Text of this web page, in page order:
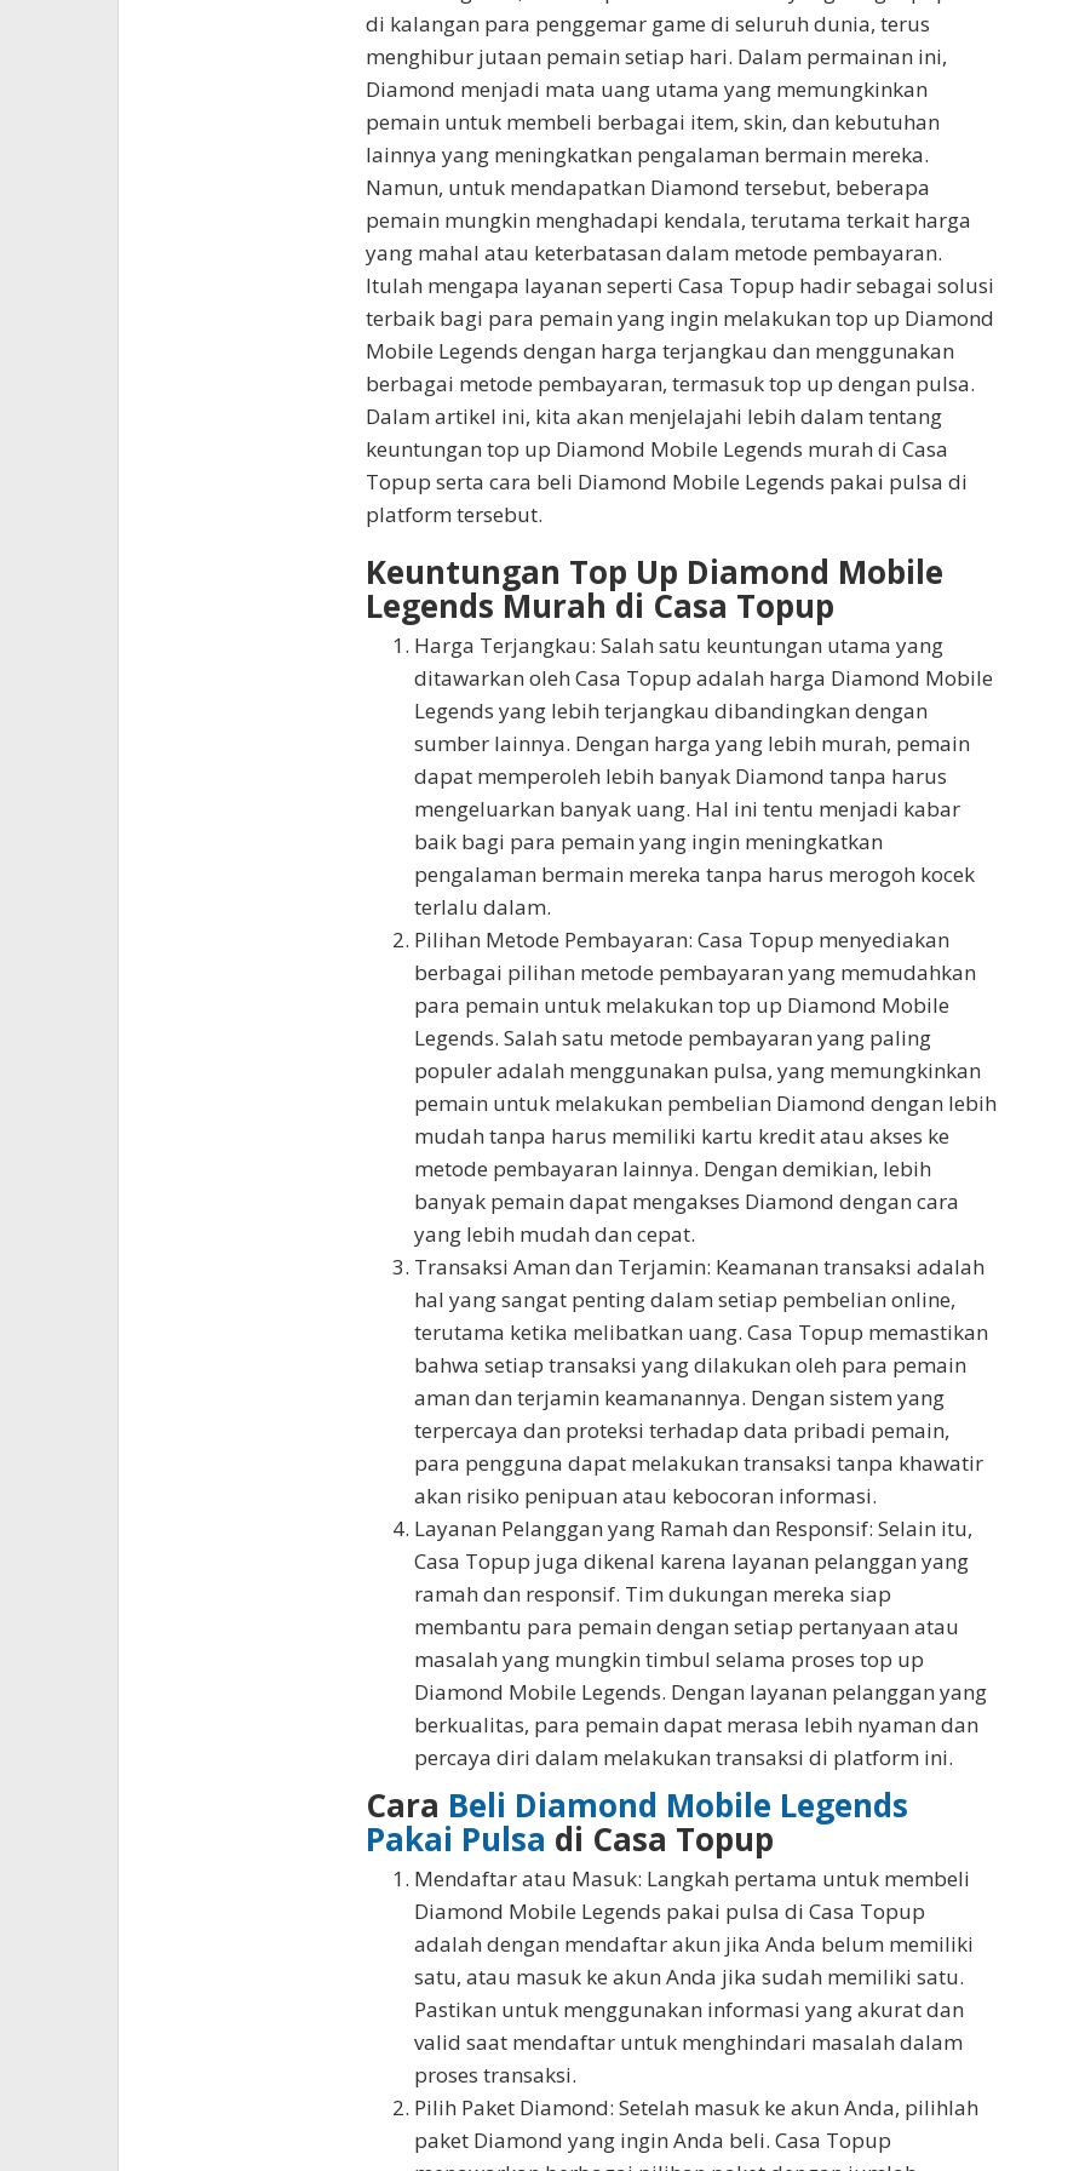
di kalangan para penggemar game di seluruh dunia, terus
menghibur jutaan pemain setiap hari. Dalam permainan ini,
Diamond menjadi mata uang utama yang memungkinkan
pemain untuk membeli berbagai item, skin, dan kebutuhan
lainnya yang meningkatkan pengalaman bermain mereka.
Namun, untuk mendapatkan Diamond tersebut, beberapa
pemain mungkin menghadapi kendala, terutama terkait harga
yang mahal atau keterbatasan dalam metode pembayaran.
Itulah mengapa layanan seperti Casa Topup hadir sebagai solusi
terbaik bagi para pemain yang ingin melakukan top up Diamond
Mobile Legends dengan harga terjangkau dan menggunakan
berbagai metode pembayaran, termasuk top up dengan pulsa.
Dalam artikel ini, kita akan menjelajahi lebih dalam tentang
keuntungan top up Diamond Mobile Legends murah di Casa
Topup serta cara beli Diamond Mobile Legends pakai pulsa di
platform tersebut.
Keuntungan Top Up Diamond Mobile
Legends Murah di Casa Topup
Harga Terjangkau: Salah satu keuntungan utama yang
ditawarkan oleh Casa Topup adalah harga Diamond Mobile
Legends yang lebih terjangkau dibandingkan dengan
sumber lainnya. Dengan harga yang lebih murah, pemain
dapat memperoleh lebih banyak Diamond tanpa harus
mengeluarkan banyak uang. Hal ini tentu menjadi kabar
baik bagi para pemain yang ingin meningkatkan
pengalaman bermain mereka tanpa harus merogoh kocek
terlalu dalam.
Pilihan Metode Pembayaran: Casa Topup menyediakan
berbagai pilihan metode pembayaran yang memudahkan
para pemain untuk melakukan top up Diamond Mobile
Legends. Salah satu metode pembayaran yang paling
populer adalah menggunakan pulsa, yang memungkinkan
pemain untuk melakukan pembelian Diamond dengan lebih
mudah tanpa harus memiliki kartu kredit atau akses ke
metode pembayaran lainnya. Dengan demikian, lebih
banyak pemain dapat mengakses Diamond dengan cara
yang lebih mudah dan cepat.
Transaksi Aman dan Terjamin: Keamanan transaksi adalah
hal yang sangat penting dalam setiap pembelian online,
terutama ketika melibatkan uang. Casa Topup memastikan
bahwa setiap transaksi yang dilakukan oleh para pemain
aman dan terjamin keamanannya. Dengan sistem yang
terpercaya dan proteksi terhadap data pribadi pemain,
para pengguna dapat melakukan transaksi tanpa khawatir
akan risiko penipuan atau kebocoran informasi.
Layanan Pelanggan yang Ramah dan Responsif: Selain itu,
Casa Topup juga dikenal karena layanan pelanggan yang
ramah dan responsif. Tim dukungan mereka siap
membantu para pemain dengan setiap pertanyaan atau
masalah yang mungkin timbul selama proses top up
Diamond Mobile Legends. Dengan layanan pelanggan yang
berkualitas, para pemain dapat merasa lebih nyaman dan
percaya diri dalam melakukan transaksi di platform ini.
Cara Beli Diamond Mobile Legends
Pakai Pulsa di Casa Topup
Mendaftar atau Masuk: Langkah pertama untuk membeli
Diamond Mobile Legends pakai pulsa di Casa Topup
adalah dengan mendaftar akun jika Anda belum memiliki
satu, atau masuk ke akun Anda jika sudah memiliki satu.
Pastikan untuk menggunakan informasi yang akurat dan
valid saat mendaftar untuk menghindari masalah dalam
proses transaksi.
Pilih Paket Diamond: Setelah masuk ke akun Anda, pilihlah
paket Diamond yang ingin Anda beli. Casa Topup